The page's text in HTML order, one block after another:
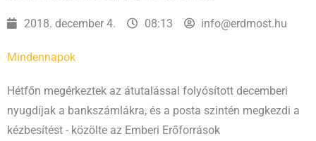
2018. december 4. 08:13 info@erdmost.hu
Mindennapok
Hétfőn megérkeztek az átutalással folyósított decemberi
nyugdíjak a bankszámlákra, és a posta szintén megkezdi a
kézbesítést - közölte az Emberi Erőforrások